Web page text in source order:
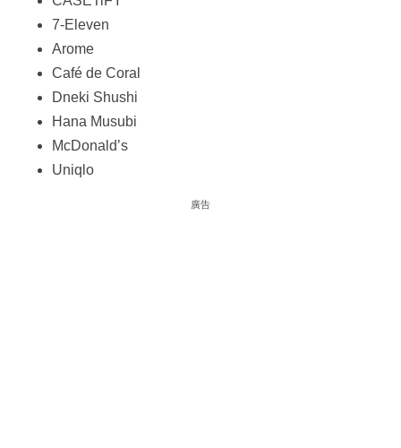
7-Eleven
Arome
Café de Coral
Dneki Shushi
Hana Musubi
McDonald’s
Uniqlo
廣告